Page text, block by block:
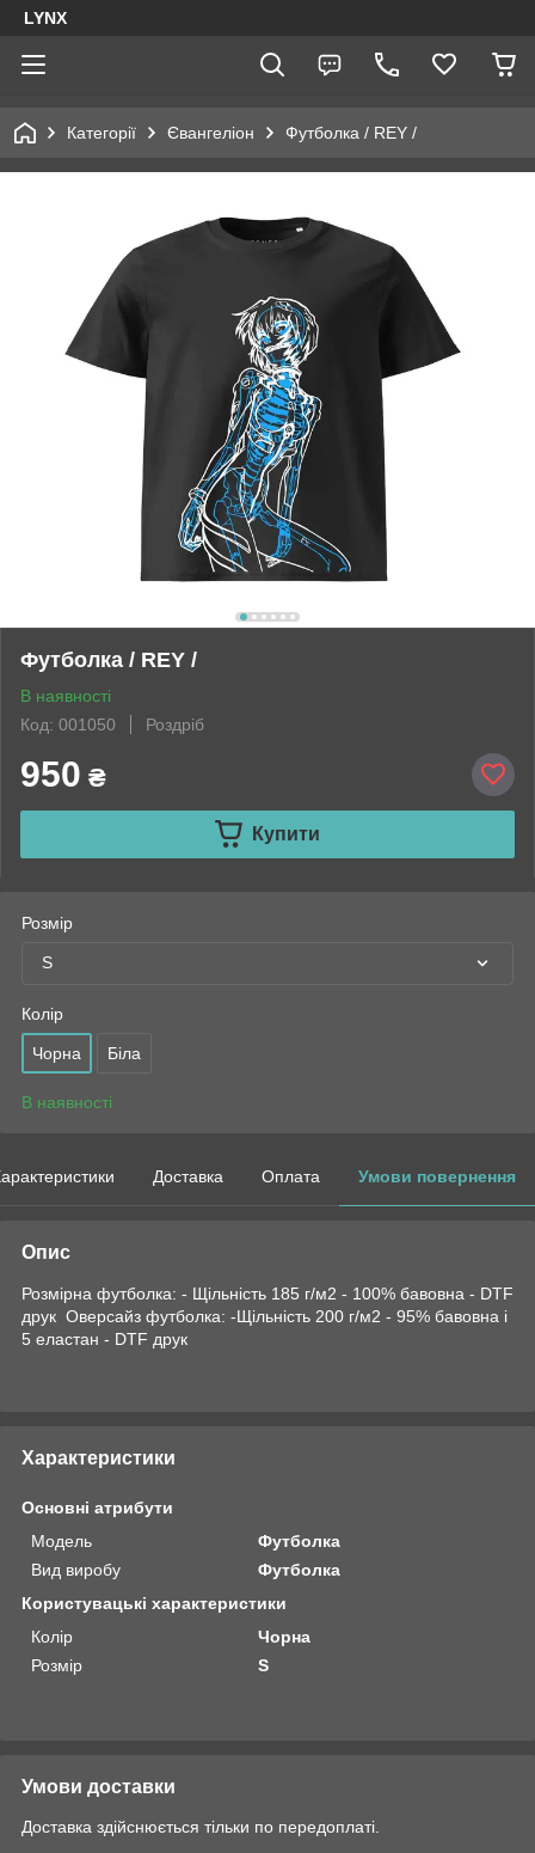
LYNX
Категорії Євангеліон Футболка / REY /
Футболка / REY /
В наявності
Код: 001050
Роздріб
950 ₴
Купити
Розмір
S
Колір
Чорна Біла
В наявності
Доставка Оплата Умови повернення
Опис
Розмірна футболка: - Щільність 185 г/м2 - 100% бавовна - DTF
друк Оверсайз футболка: -Щільність 200 г/м2 - 95% бавовна і
5 еластан - DTF друк
Характеристики
Основні атрибути
Модель
Футболка
Вид виробу
Футболка
Користувацькі характеристики
Колір
Чорна
Розмір
S
Умови доставки
Доставка здійснюється тільки по передоплаті.